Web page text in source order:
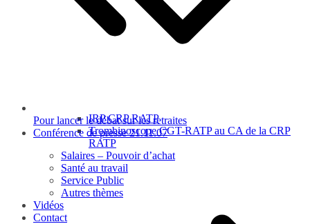
IRP CRP RATP
Trombinoscope CGT-RATP au CA de la CRP
RATP
Salaires – Pouvoir d’achat
Santé au travail
Service Public
Autres thèmes
Vidéos
Contact
Pour lancer le débat sur les retraites
Conférence de presse 21.11.07